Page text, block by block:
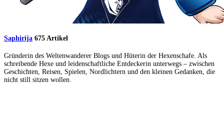
Saphirija 675 Artikel
Gründerin des Weltenwanderer Blogs und Hüterin der Hexenschafe. Als
schreibende Hexe und leidenschaftliche Entdeckerin unterwegs – zwischen
Geschichten, Reisen, Spielen, Nordlichtern und den kleinen Gedanken, die
nicht still sitzen wollen.